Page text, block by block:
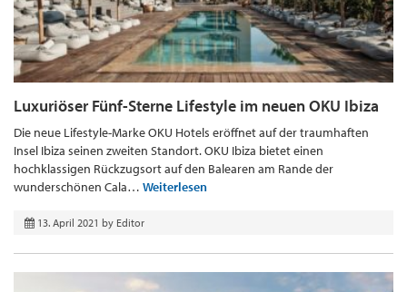
Luxuriöser Fünf-Sterne Lifestyle im neuen OKU Ibiza
Die neue Lifestyle-Marke OKU Hotels eröffnet auf der traumhaften
Insel Ibiza seinen zweiten Standort. OKU Ibiza bietet einen
hochklassigen Rückzugsort auf den Balearen am Rande der
wunderschönen Cala… Weiterlesen
13. April 2021 by Editor